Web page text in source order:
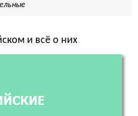
и всё о них